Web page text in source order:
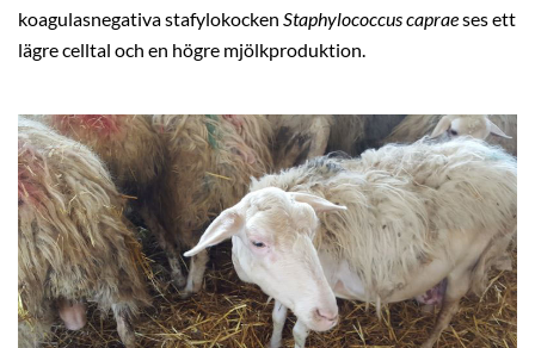
koagulasnegativa stafylokocken Staphylococcus capraeses ett
lägre celltal och en högre mjölkproduktion.